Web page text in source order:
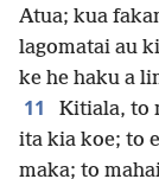
Atua; kua
lagomatai au
ke he haku a
11
Kitiala, to
ita kia koe; to
maka; to